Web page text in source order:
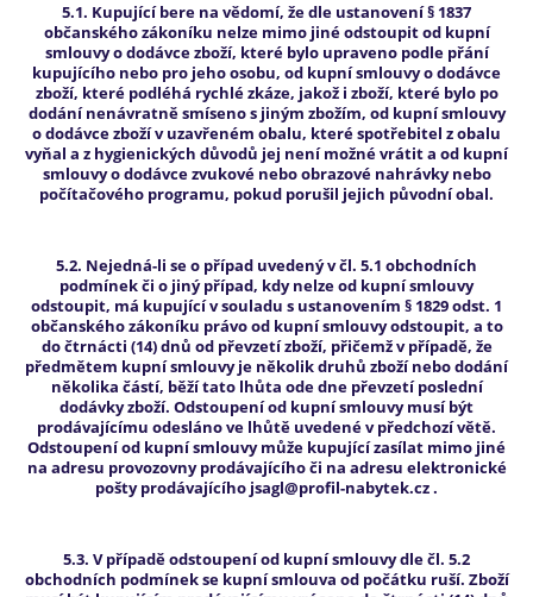
5.1. Kupující bere na vědomí, že dle ustanovení § 1837
občanského zákoníku nelze mimo jiné odstoupit od kupní
smlouvy o dodávce zboží, které bylo upraveno podle přání
kupujícího nebo pro jeho osobu, od kupní smlouvy o dodávce
zboží, které podléhá rychlé zkáze, jakož i zboží, které bylo po
dodání nenávratně smíseno s jiným zbožím, od kupní smlouvy
o dodávce zboží v uzavřeném obalu, které spotřebitel z obalu
vyňal a z hygienických důvodů jej není možné vrátit a od kupní
smlouvy o dodávce zvukové nebo obrazové nahrávky nebo
počítačového programu, pokud porušil jejich původní obal.
5.2. Nejedná-li se o případ uvedený v čl. 5.1 obchodních
podmínek či o jiný případ, kdy nelze od kupní smlouvy
odstoupit, má kupující v souladu s ustanovením § 1829 odst. 1
občanského zákoníku právo od kupní smlouvy odstoupit, a to
do čtrnácti (14) dnů od převzetí zboží, přičemž v případě, že
předmětem kupní smlouvy je několik druhů zboží nebo dodání
několika částí, běží tato lhůta ode dne převzetí poslední
dodávky zboží. Odstoupení od kupní smlouvy musí být
prodávajícímu odesláno ve lhůtě uvedené v předchozí větě.
Odstoupení od kupní smlouvy může kupující zasílat mimo jiné
na adresu provozovny prodávajícího či na adresu elektronické
pošty prodávajícího jsagl@profil-nabytek.cz .
5.3. V případě odstoupení od kupní smlouvy dle čl. 5.2
obchodních podmínek se kupní smlouva od počátku ruší. Zboží